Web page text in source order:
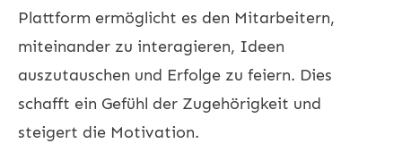
Plattform ermöglicht es den Mitarbeitern,
miteinander zu interagieren, Ideen
auszutauschen und Erfolge zu feiern. Dies
schafft ein Gefühl der Zugehörigkeit und
steigert die Motivation.